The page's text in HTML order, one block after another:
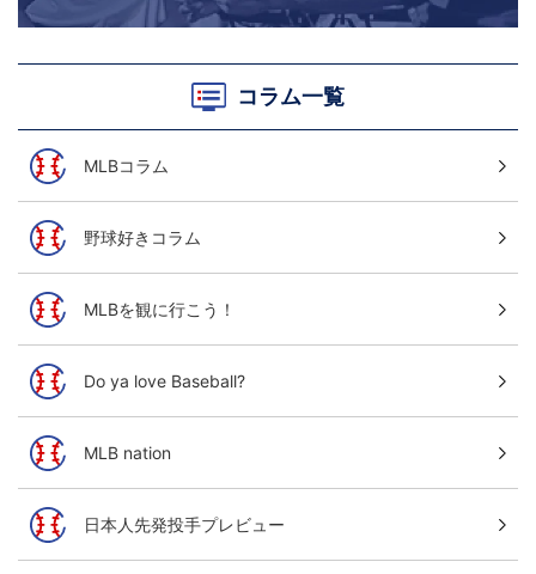
コラム一覧
MLBコラム
野球好きコラム
MLBを観に行こう！
Do ya love Baseball?
MLB nation
日本人先発投手プレビュー